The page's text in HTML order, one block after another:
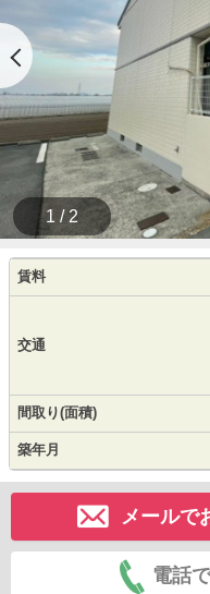
1 / 2
賃料
交通
間取り(面積)
築年月
メールで
電話